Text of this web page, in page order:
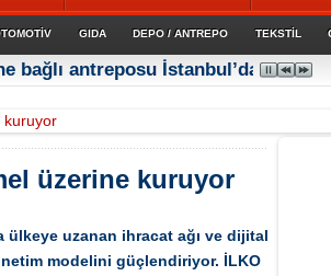
GIDA DEPO / ANTREPO TEKSTİL
bağlı antreposu İstanbul’da hizmet
kuruyor
üzerine kuruyor
ülkeye uzanan ihracat ağı ve dijital
modelini güçlendiriyor. İLKO